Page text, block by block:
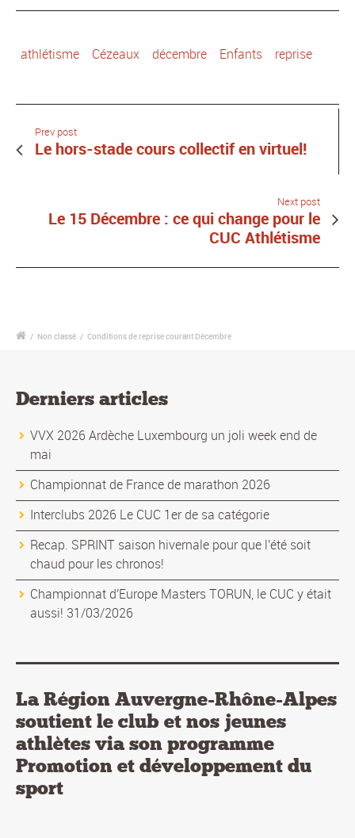
athlétisme Cézeaux décembre Enfants reprise
Prev post
Le hors-stade cours collectif en virtuel!
Next post
Le 15 Décembre : ce qui change pour le
CUC Athlétisme
/ Non classé / Conditions de reprise courant Décembre
Derniers articles
VVX 2026 Ardèche Luxembourg un joli week end de
mai
Championnat de France de marathon 2026
Interclubs 2026 Le CUC 1er de sa catégorie
Recap. SPRINT saison hivernale pour que l'été soit
chaud pour les chronos!
Championnat d'Europe Masters TORUN, le CUC y était
aussi! 31/03/2026
La Région Auvergne-Rhône-Alpes
soutient le club et nos jeunes
athlètes via son programme
Promotion et développement du
sport